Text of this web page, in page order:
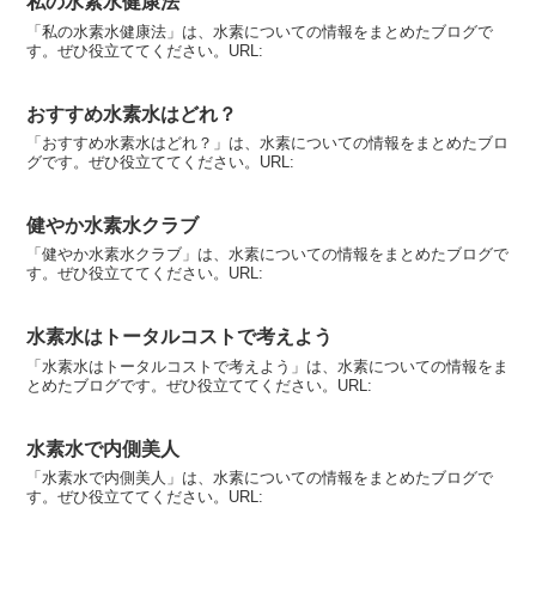
「私の水素水健康法」は、水素についての情報をまとめたブログで
す。ぜひ役立ててください。URL:
おすすめ水素水はどれ？
「おすすめ水素水はどれ？」は、水素についての情報をまとめたブロ
グです。ぜひ役立ててください。URL:
健やか水素水クラブ
「健やか水素水クラブ」は、水素についての情報をまとめたブログで
す。ぜひ役立ててください。URL:
水素水はトータルコストで考えよう
「水素水はトータルコストで考えよう」は、水素についての情報をま
とめたブログです。ぜひ役立ててください。URL:
水素水で内側美人
「水素水で内側美人」は、水素についての情報をまとめたブログで
す。ぜひ役立ててください。URL: